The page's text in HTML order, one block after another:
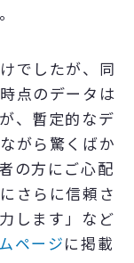
でしたが、同
点のデータは
、暫定的なデ
がら驚くばか
の方にご心配
さらに信頼さ
します」など
ページに掲載